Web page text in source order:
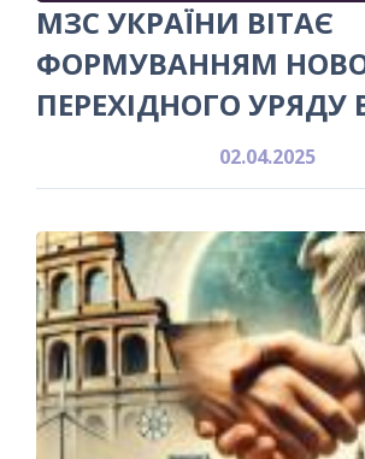
МЗС УКРАЇНИ ВІТАЄ
ФОРМУВАННЯМ
ПЕРЕХІДНОГО УРЯДУ
02.04.2025